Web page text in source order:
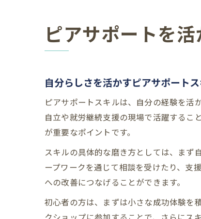
ピアサポートを
自分らしさを活かすピアサポート
ピアサポートスキルは、自分の経験を活
自立や就労継続支援の現場で活躍するこ
が重要なポイントです。
スキルの具体的な磨き方としては、まず
ープワークを通じて相談を受けたり、支
への改善につなげることができます。
初心者の方は、まずは小さな成功体験を